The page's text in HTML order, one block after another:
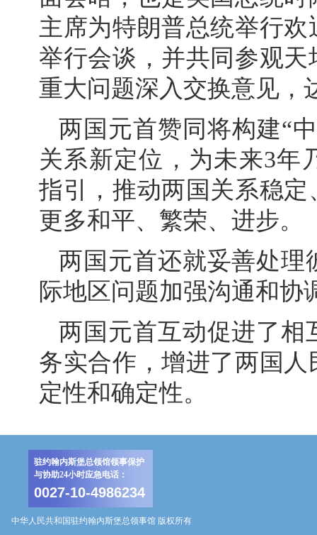
主席为特朗普总统举行
举行会谈，并共同参观
重大问题深入交换意见，
两国元首赞同将构建“
关系新定位，为未来3年
指引，推动两国关系稳
更多和平、繁荣、进步。
两国元首还就妥善处理
际地区问题加强沟通和协
两国元首互动促进了相
务实合作，增进了两国
定性和确定性。
驻约翰内斯堡总领馆领事保护
与协助24小时应急电话：
0027-10-4986234
中华人民共和国驻约翰内斯堡总领事馆 版权所有